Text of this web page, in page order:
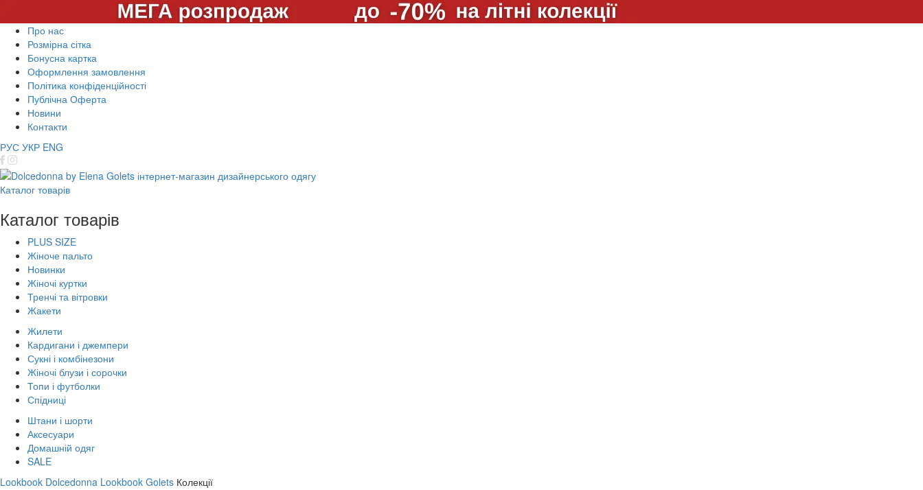
Про нас
Розмірна сітка
Бонусна картка
Оформлення замовлення
Політика конфіденційності
Публічна Оферта
Новини
Контакти
РУС УКР ENG
Каталог товарів
Каталог товарів
PLUS SIZE
Жіноче пальто
Новинки
Жіночі куртки
Тренчі та вітровки
Жакети
Жилети
Кардигани і джемпери
Сукні і комбінезони
Жіночі блузи і сорочки
Топи і футболки
Спідниці
Штани і шорти
Аксесуари
Домашній одяг
SALE
Lookbook Dolcedonna Lookbook Golets Колекції